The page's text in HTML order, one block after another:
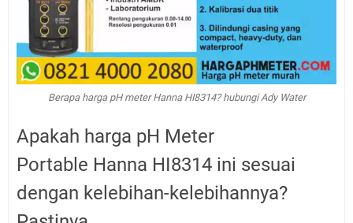
Berapa harga pH meter Hanna HI8314? hubungi Ady Water
Apakah harga pH Meter
Portable Hanna HI8314 ini sesuai
dengan kelebihan-kelebihannya?